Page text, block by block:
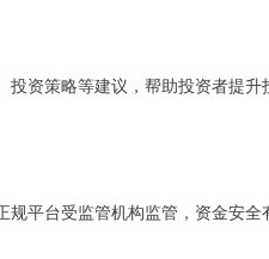
资策略等建议，帮助投资者提升
平台受监管机构监管，资金安全